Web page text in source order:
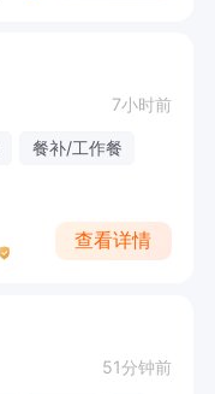
7小时前
餐补/工作餐
查看详情
51分钟前